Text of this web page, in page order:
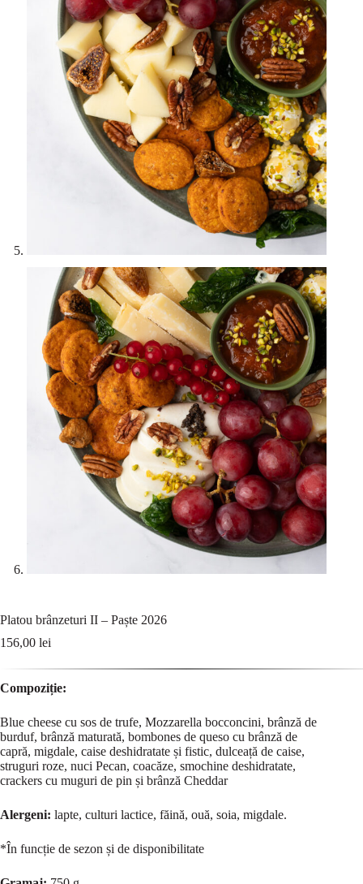
Platou brânzeturi II – Paște 2026
156,00 lei
Compoziție:
Blue cheese cu sos de trufe, Mozzarella bocconcini, brânză de
burduf, brânză maturată, bombones de queso cu brânză de
capră, migdale, caise deshidratate și fistic, dulceață de caise,
struguri roze, nuci Pecan, coacăze, smochine deshidratate,
crackers cu muguri de pin și brânză Cheddar
Alergeni: lapte, culturi lactice, făină, ouă, soia, migdale.
*În funcție de sezon și de disponibilitate